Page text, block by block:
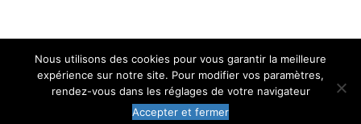
Nos derniers clients
Nous utilisons des cookies pour vous garantir la meilleure
expérience sur notre site. Pour modifier vos paramètres,
rendez-vous dans les réglages de votre navigateur
Accepter et fermer